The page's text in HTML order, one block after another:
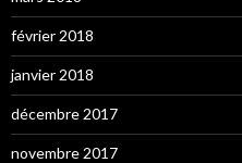
février 2018
janvier 2018
décembre 2017
novembre 2017